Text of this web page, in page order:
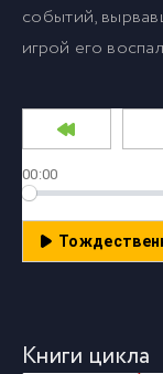
событий,
игрой его
00:00
Книги цикла